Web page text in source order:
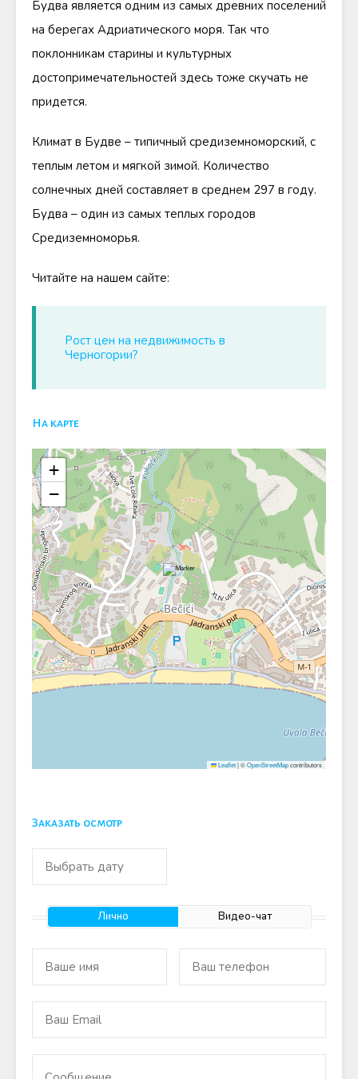
Будва является одним из самых древних поселений
на берегах Адриатического моря. Так что
поклонникам старины и культурных
достопримечательностей здесь тоже скучать не
придется.
Климат в Будве – типичный средиземноморский, с
теплым летом и мягкой зимой. Количество
солнечных дней составляет в среднем 297 в году.
Будва – один из самых теплых городов
Средиземноморья.
Читайте на нашем сайте:
Рост цен на недвижимость в
Черногории?
На карте
+
−
Leaflet|©OpenStreetMapcontributors
Заказать осмотр
Лично Видео-чат